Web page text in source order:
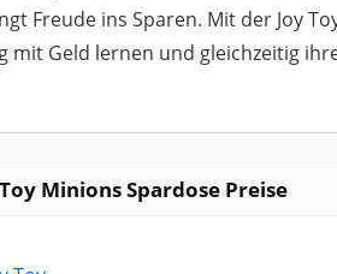
Freude ins Sparen. Mit der Joy
mit Geld lernen und gleichzeitig
Minions Spardose Preise